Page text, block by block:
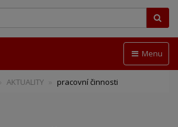
Menu
AKTUALITY pracovní činnosti